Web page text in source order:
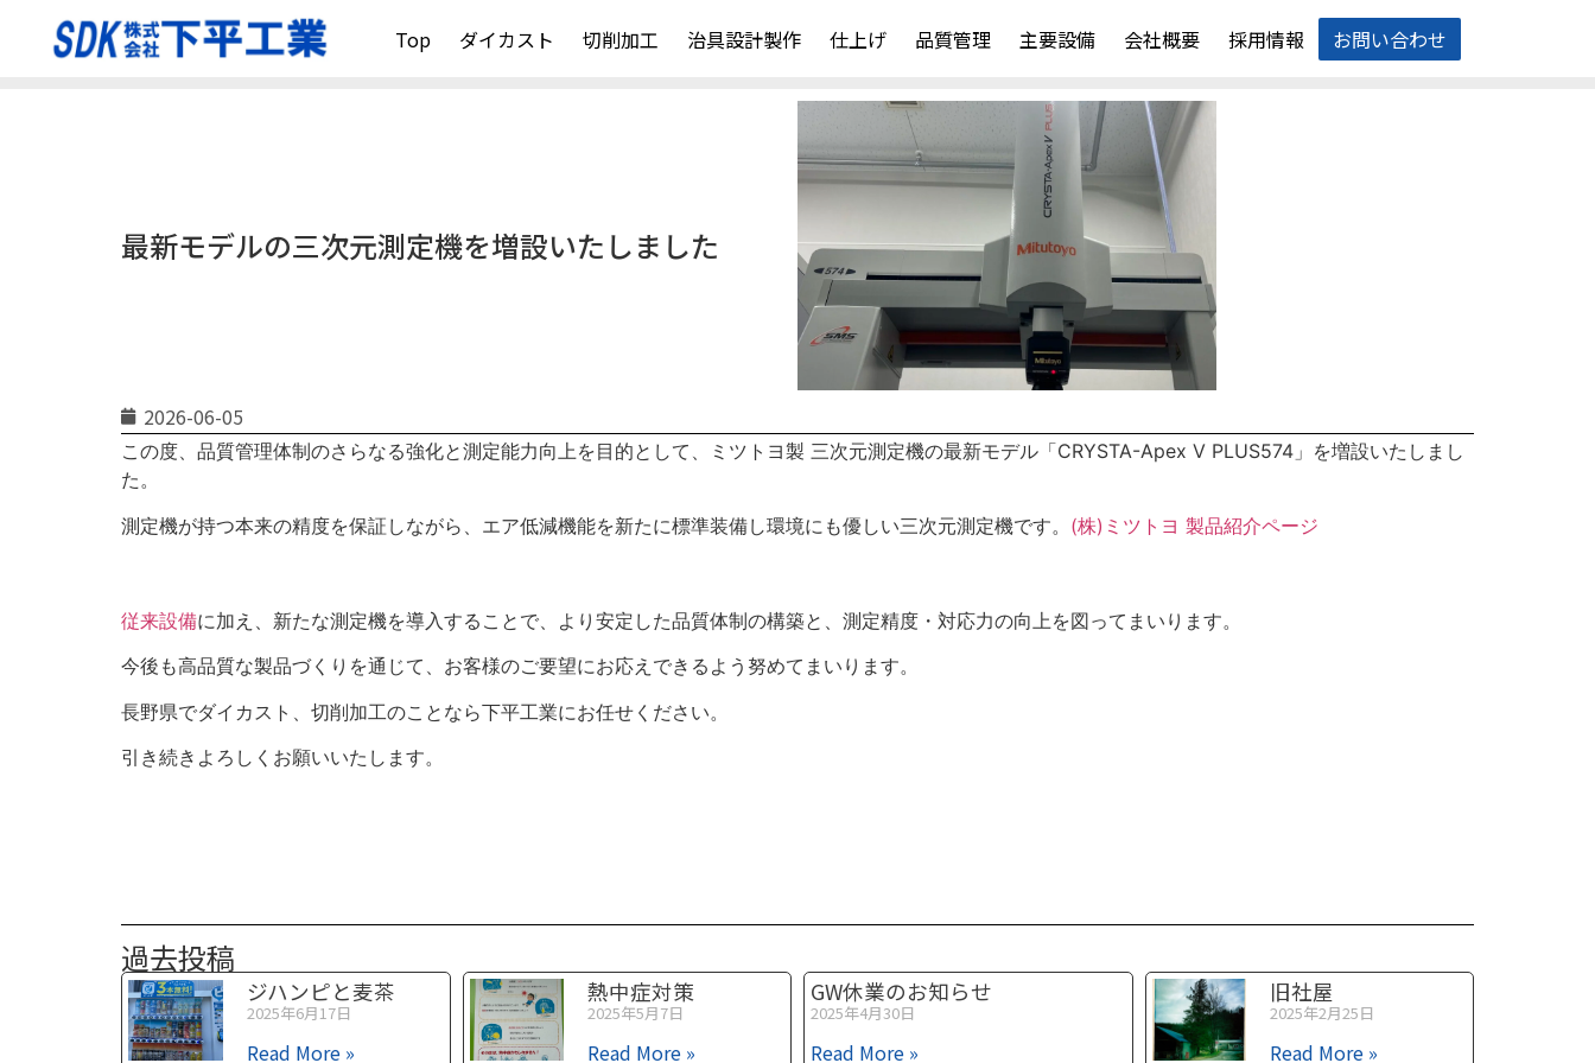
Top ダイカスト 切削加工 治具設計製作 仕上げ 品質管理 主要設備 会社概要 採用情報 お問い合わせ
最新モデルの三次元測定機を増設いたしました
2026-06-05
この度、品質管理体制のさらなる強化と測定能力向上を目的として、ミツトヨ製 三次元測定機の最新モデル「CRYSTA-Apex V PLUS574」を増設いたしまし
た。
測定機が持つ本来の精度を保証しながら、エア低減機能を新たに標準装備し環境にも優しい三次元測定機です。 (株)ミツトヨ 製品紹介ページ
従来設備に加え、新たな測定機を導入することで、より安定した品質体制の構築と、測定精度・対応力の向上を図ってまいります。
今後も高品質な製品づくりを通じて、お客様のご要望にお応えできるよう努めてまいります。
長野県でダイカスト、切削加工のことなら下平工業にお任せください。
引き続きよろしくお願いいたします。
過去投稿
ジハンピと麦茶
2025年6月17日
Read More »
熱中症対策
2025年5月7日
Read More »
GW休業のお知らせ
2025年4月30日
Read More »
旧社屋
2025年2月25日
Read More »